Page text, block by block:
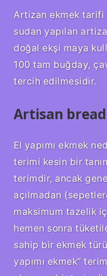
Artizan ekmek tarifi
sudan yapılan
doğal ekşi maya
100 tam buğday,
tercih edilmesidir.
Artisan
El yapımı ekmek
terimi kesin bir
terimdir, ancak
açılmadan
maksimum tazelik
hemen sonra
sahip bir ekmek
yapımı ekmek”